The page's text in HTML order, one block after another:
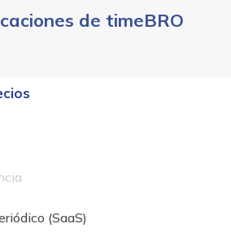
de timeBRO
(SaaS)